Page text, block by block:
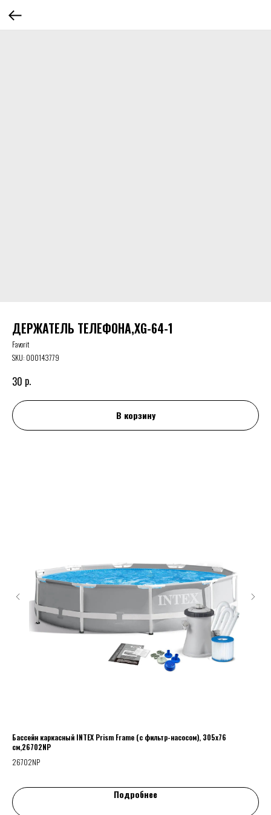
ДЕРЖАТЕЛЬ ТЕЛЕФОНА,XG-64-1
Favorit
SKU: 000143779
30 р.
В корзину
Бассейн каркасный INTEX Prism Frame (c фильтр-насосом), 305х76
см,26702NP
26702NP
Подробнее